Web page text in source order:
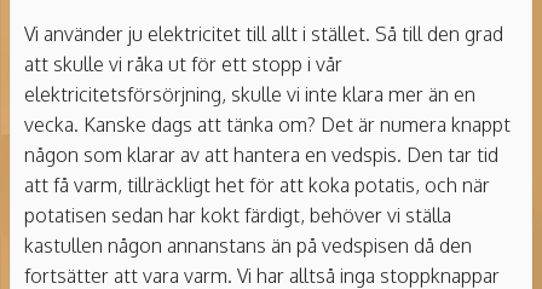
Vi använder ju elektricitet till allt i stället. Så till den grad
att skulle vi råka ut för ett stopp i vår
elektricitetsförsörjning, skulle vi inte klara mer än en
vecka. Kanske dags att tänka om? Det är numera knappt
någon som klarar av att hantera en vedspis. Den tar tid
att få varm, tillräckligt het för att koka potatis, och när
potatisen sedan har kokt färdigt, behöver vi ställa
kastullen någon annanstans än på vedspisen då den
fortsätter att vara varm. Vi har alltså inga stoppknappar